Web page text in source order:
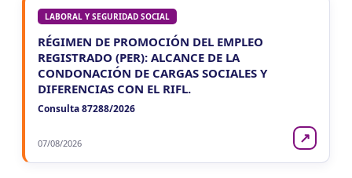
LABORAL Y SEGURIDAD SOCIAL
RÉGIMEN DE PROMOCIÓN DEL EMPLEO
REGISTRADO (PER): ALCANCE DE LA
CONDONACIÓN DE CARGAS SOCIALES Y
DIFERENCIAS CON EL RIFL.
Consulta 87288/2026
07/08/2026 ↗